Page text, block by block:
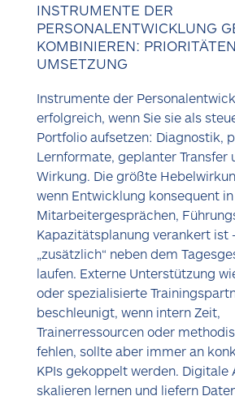
INSTRUMENTE DER
PERSONALENTWICKLUNG
KOMBINIEREN:
UMSETZUNG
Instrumente der
erfolgreich, wenn Sie sie als
Portfolio aufsetzen: Diagnostik,
Lernformate, geplanter Transfer
Wirkung. Die größte
wenn Entwicklung konsequent in
Mitarbeitergesprächen,
Kapazitätsplanung verankert ist
„zusätzlich“ neben dem
laufen. Externe Unterstützung
oder spezialisierte
beschleunigt, wenn intern Zeit,
Trainerressourcen oder
fehlen, sollte aber immer an
KPIs gekoppelt werden. Digitale
skalieren lernen und liefern